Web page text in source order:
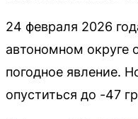
24 февраля 2026
автономном округе
погодное явление.
опуститься до -47